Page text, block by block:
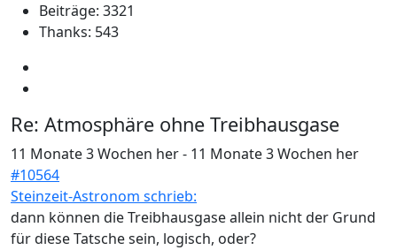
Beiträge: 3321
Thanks: 543
Re: Atmosphäre ohne Treibhausgase
11 Monate 3 Wochen her- 11 Monate 3 Wochen her
#10564
Steinzeit-Astronom schrieb:
dann können die Treibhausgase allein nicht der Grund
für diese Tatsche sein, logisch, oder?